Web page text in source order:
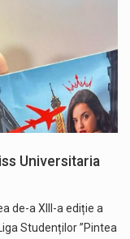
Universitaria
de-a XIII-a ediție a
Studenților ”Pintea